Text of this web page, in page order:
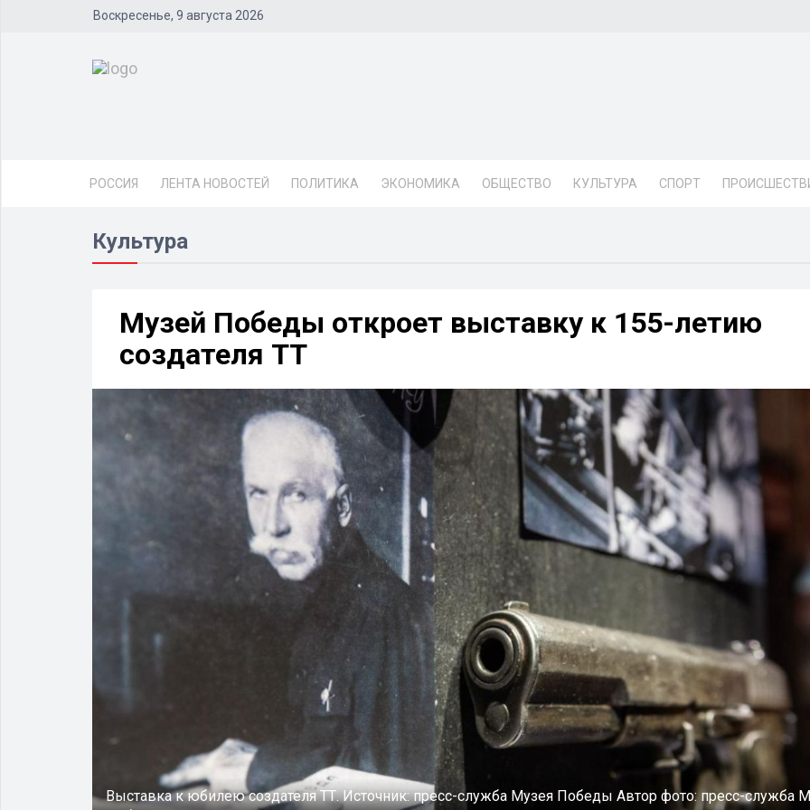
Воскресенье, 9 августа 2026
РОССИЯ ЛЕНТА НОВОСТЕЙ ПОЛИТИКА ЭКОНОМИКА ОБЩЕСТВО КУЛЬТУРА СПОРТ
Культура
Музей Победы откроет выставку к 155-летию
создателя ТТ
Выставка к юбилею создателя ТТ.Источник:пресс-служба Музея Победы Автор фото:пресс-служба